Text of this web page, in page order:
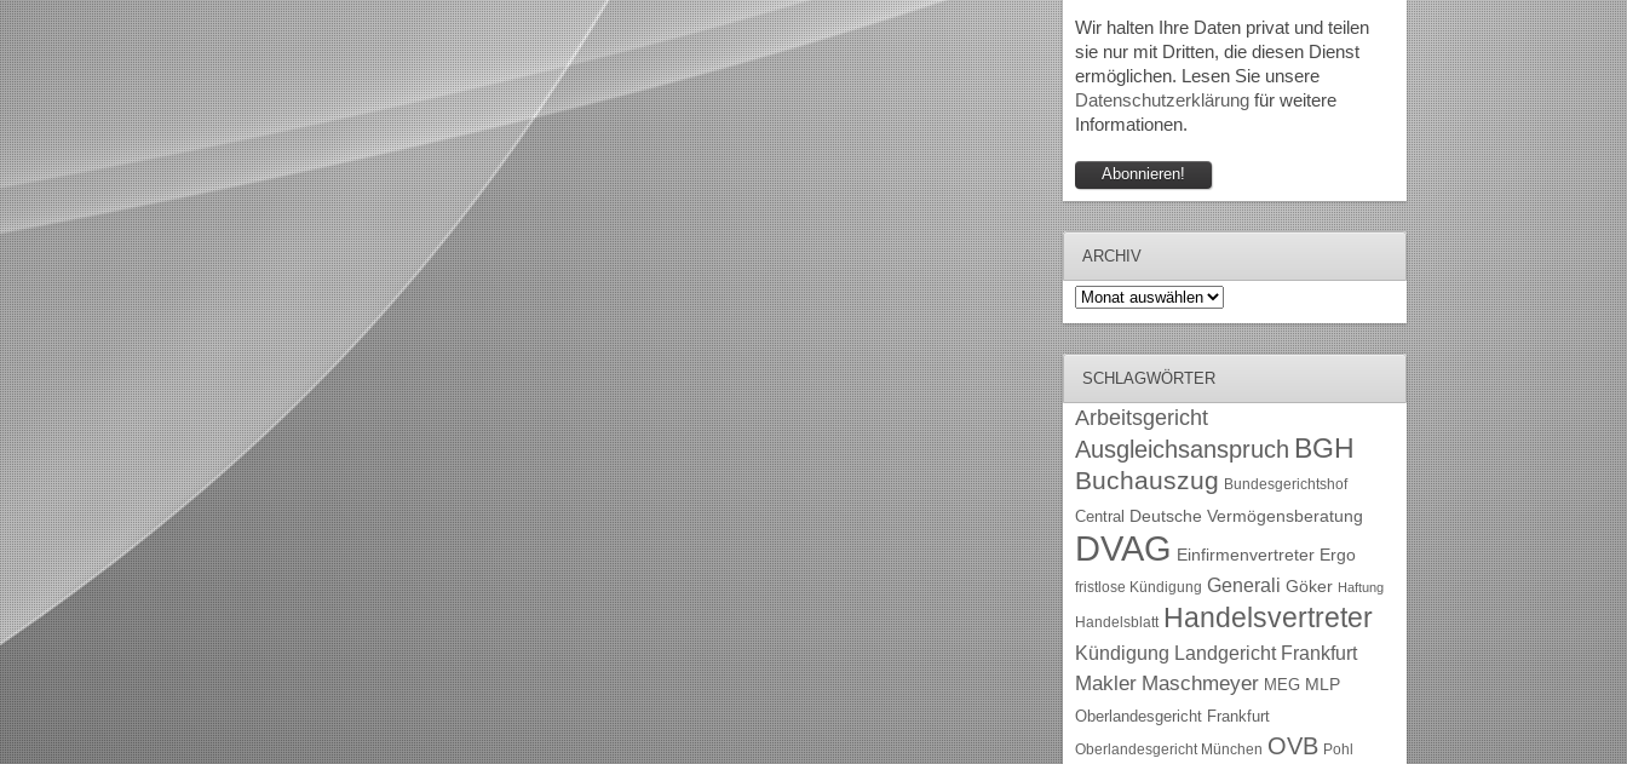
Wir halten Ihre Daten privat und teilen
sie nur mit Dritten, die diesen Dienst
ermöglichen. Lesen Sie unsere
Datenschutzerklärungfür weitere
Informationen.
ARCHIV
Archiv
SCHLAGWÖRTER
Arbeitsgericht
Ausgleichsanspruch BGH
Buchauszug Bundesgerichtshof
Central Deutsche Vermögensberatung
DVAG Einfirmenvertreter Ergo
fristlose Kündigung Generali Göker Haftung
Handelsblatt Handelsvertreter
Kündigung Landgericht Frankfurt
Makler Maschmeyer MEG MLP
Oberlandesgericht Frankfurt
Oberlandesgericht München OVB Pohl